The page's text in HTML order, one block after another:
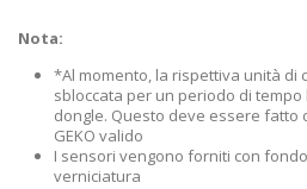
Nota:
*Al momento, la rispettiva unità di
sbloccata per un periodo di
dongle. Questo deve essere fatto
GEKO valido
I sensori vengono forniti con
verniciatura